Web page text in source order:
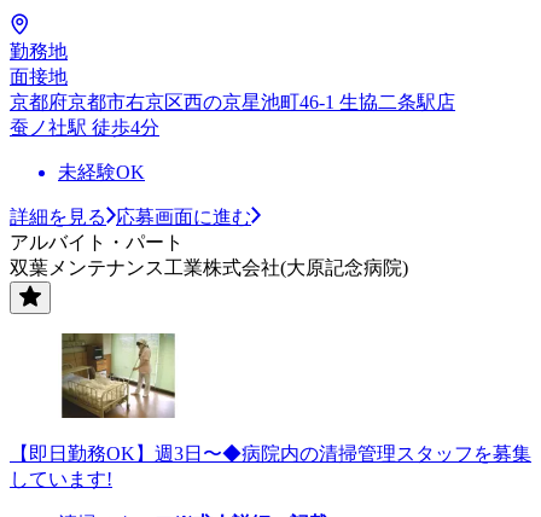
勤務地
面接地
京都府京都市右京区西の京星池町46-1 生協二条駅店
蚕ノ社駅 徒歩4分
未経験OK
詳細を見る
応募画面に進む
アルバイト・パート
双葉メンテナンス工業株式会社(大原記念病院)
【即日勤務OK】週3日〜◆病院内の清掃管理スタッフを募集
しています!